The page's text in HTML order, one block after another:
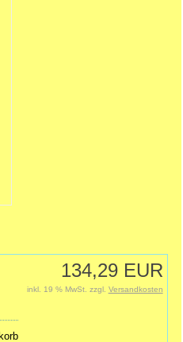
134,29 EUR
inkl. 19 % MwSt. zzgl. Versandkosten